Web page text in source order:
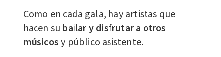
Como en cada gala, hay artistas que
hacen su bailar y disfrutar a otros
músicosy público asistente.